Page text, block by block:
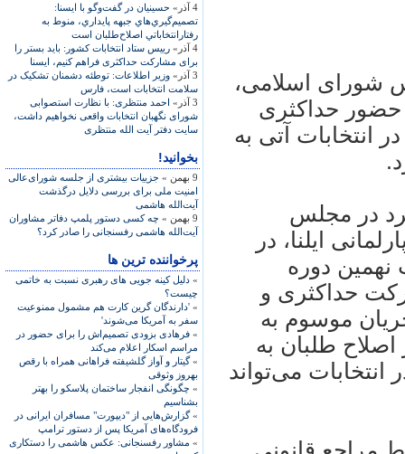
4 آذر»
حسينيان در گفت‌وگو با ايسنا:
تصميم‌گيري‌هاي جبهه پايداري، منوط به
رفتارانتخاباتي اصلاح‌طلبان است
4 آذر»
رييس ستاد انتخابات کشور: بايد بستر را
برای مشارکت حداکثری فراهم کنيم، ايسنا
3 آذر»
وزير اطلاعات: ‌توطئه دشمنان تشکيک در
سلامت انتخابات است‌، فارس
3 آذر»
احمد منتظری: با نظارت استصوابی
شورای نگهبان انتخابات واقعی نخواهيم داشت،
سايت دفتر آيت الله منتظری
بخوانید!
9 بهمن »
جزییات بیشتری از جلسه شورای‌عالی
امنیت ملی برای بررسی دلایل درگذشت
آیت‌الله هاشمی
9 بهمن »
چه کسی دستور پلمپ دفاتر مشاوران
آیت‌الله هاشمی رفسنجانی را صادر کرد؟
پرخواننده ترین ها
» دلیل کینه جویی های رهبری نسبت به خاتمی
چیست؟
» 'دارندگان گرین کارت هم مشمول ممنوعیت
سفر به آمریکا می‌شوند'
» فرهادی بزودی تصمیم‌اش را برای حضور در
مراسم اسکار اعلام می‌کند
»گیتار و آواز گلشیفته فراهانی همراه با رقص
بهروز وثوقی
» چگونگی انفجار ساختمان پلاسکو را بهتر
بشناسیم
»گزارش‌هایی از "دیپورت" مسافران ایرانی در
فرودگاه‌های آمریکا پس از دستور ترامپ
» مشاور رفسنجانی: عکس هاشمی را دستکاری
شورای اسلامی،
حداکثری
انتخابات آتی به
در مجلس
ايلنا، در
دوره
حداکثری و
موسوم به
طلبان به
می‌تواند